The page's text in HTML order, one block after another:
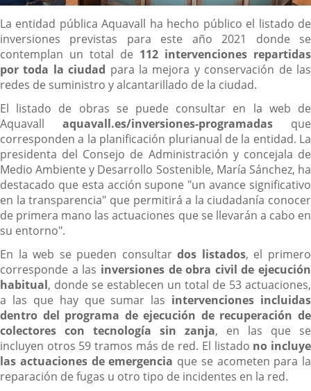
Content
La entidad pública Aquavall ha hecho público el listado de
inversiones previstas para este año 2021 donde se
contemplan un total de 112 intervenciones repartidas
por toda la ciudad para la mejora y conservación de las
redes de suministro y alcantarillado de la ciudad.
El listado de obras se puede consultar en la web de
Aquavall aquavall.es/inversiones-programadas que
corresponden a la planificación plurianual de la entidad. La
presidenta del Consejo de Administración y concejala de
Medio Ambiente y Desarrollo Sostenible, María Sánchez, ha
destacado que esta acción supone "un avance significativo
en la transparencia" que permitirá a la ciudadanía conocer
de primera mano las actuaciones que se llevarán a cabo en
su entorno".
En la web se pueden consultardos listados, el primero
corresponde a las inversiones de obra civil de ejecución
habitual, donde se establecen un total de 53 actuaciones,
a las que hay que sumar las intervenciones incluidas
dentro del programa de ejecución de recuperación de
colectores con tecnología sin zanja, en las que se
incluyen otros 59 tramos más de red. El listado no incluye
las actuaciones de emergencia que se acometen para la
reparación de fugas u otro tipo de incidentes en la red.